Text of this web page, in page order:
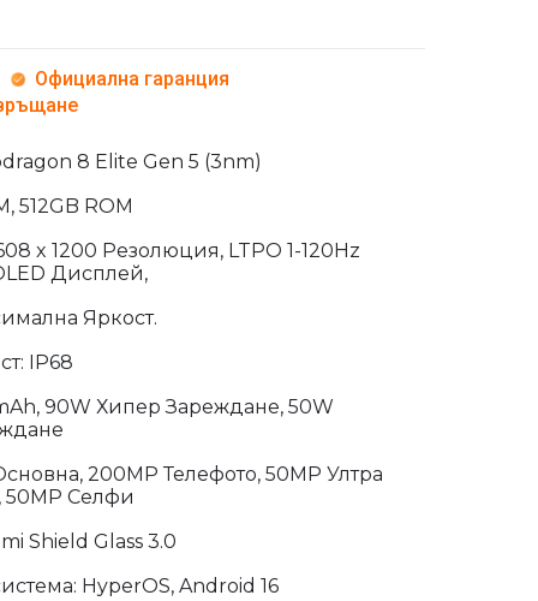
Официална гаранция
8 Elite Gen 5 (3nm)
512GB ROM
x 1200 Резолюция, LTPO 1-120Hz
Дисплей,
Яркост.
IP68
90W Хипер Зареждане, 50W
200MP Телефото, 50MP Ултра
Селфи
Shield Glass 3.0
HyperOS, Android 16